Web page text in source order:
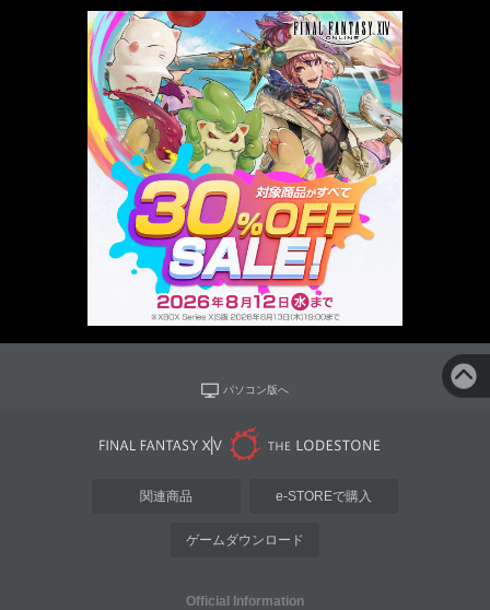
パソコン版へ
関連商品 e-STOREで購入
ゲームダウンロード
Official Information